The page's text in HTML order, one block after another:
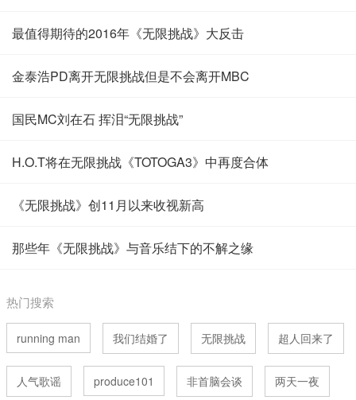
最值得期待的2016年《无限挑战》大反击
金泰浩PD离开无限挑战但是不会离开MBC
国民MC刘在石 挥泪“无限挑战”
H.O.T将在无限挑战《TOTOGA3》中再度合体
《无限挑战》创11月以来收视新高
那些年《无限挑战》与音乐结下的不解之缘
热门搜索
running man 我们结婚了 无限挑战 超人回来了
人气歌谣 produce101 非首脑会谈 两天一夜